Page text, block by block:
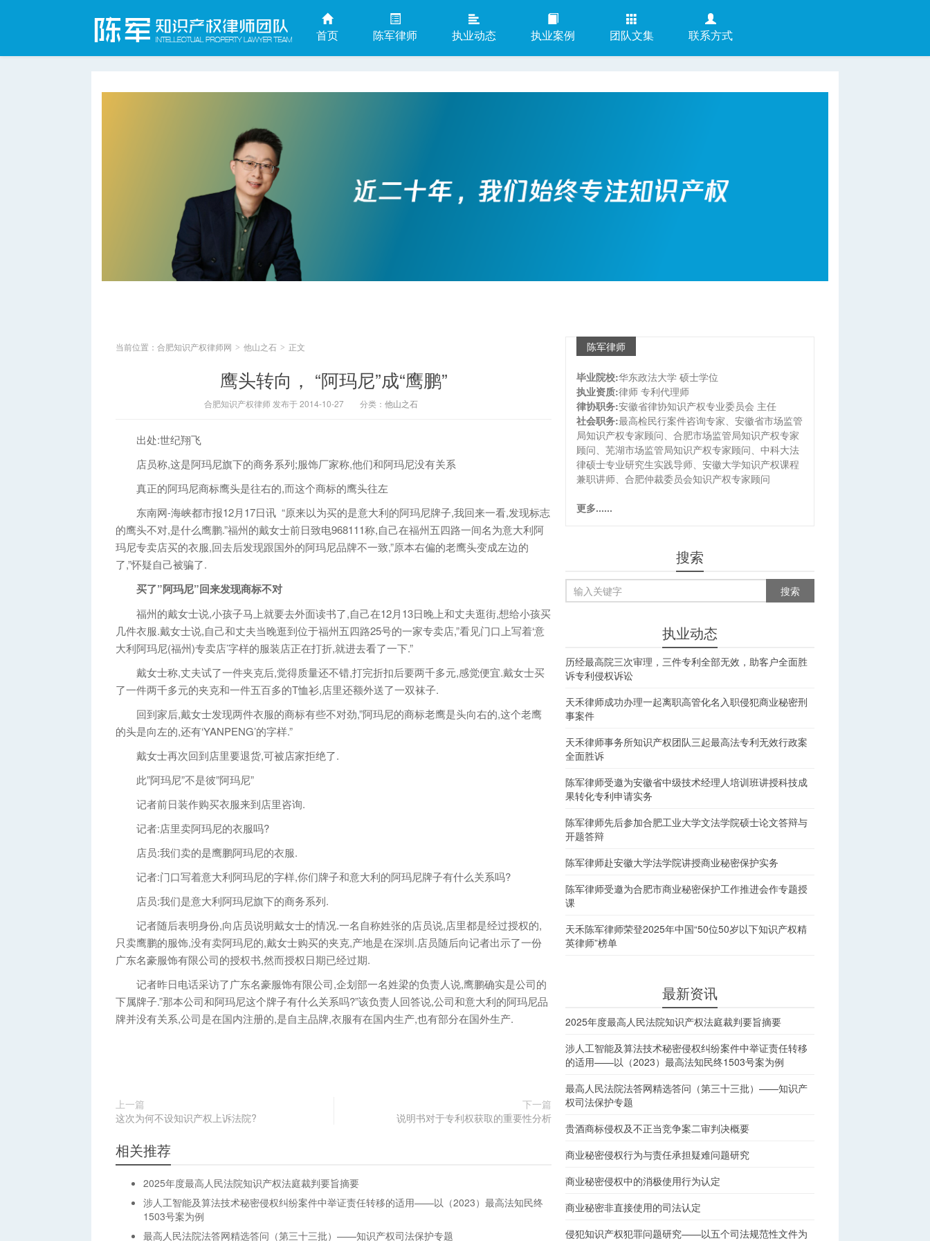
首页 陈军律师 执业动态 执业案例 团队文集 联系方式
当前位置： 合肥知识产权律师网 > 他山之石 > 正文
鹰头转向， “阿玛尼”成“鹰鹏”
合肥知识产权律师 发布于 2014-10-27 分类： 他山之石
出处:世纪翔飞
店员称,这是阿玛尼旗下的商务系列;服饰厂家称,他们和阿玛尼没有关系
真正的阿玛尼商标鹰头是往右的,而这个商标的鹰头往左
东南网-海峡都市报12月17日讯 “原来以为买的是意大利的阿玛尼牌子,我回来一看,发现标志
的鹰头不对,是什么鹰鹏.”福州的戴女士前日致电968111称,自己在福州五四路一间名为意大利阿
玛尼专卖店买的衣服,回去后发现跟国外的阿玛尼品牌不一致,”原本右偏的老鹰头变成左边的
了,”怀疑自己被骗了.
买了”阿玛尼”回来发现商标不对
福州的戴女士说,小孩子马上就要去外面读书了,自己在12月13日晚上和丈夫逛街,想给小孩买
几件衣服.戴女士说,自己和丈夫当晚逛到位于福州五四路25号的一家专卖店,”看见门口上写着‘意
大利阿玛尼(福州)专卖店’字样的服装店正在打折,就进去看了一下.”
戴女士称,丈夫试了一件夹克后,觉得质量还不错,打完折扣后要两千多元,感觉便宜.戴女士买
了一件两千多元的夹克和一件五百多的T恤衫,店里还额外送了一双袜子.
回到家后,戴女士发现两件衣服的商标有些不对劲,”阿玛尼的商标老鹰是头向右的,这个老鹰
的头是向左的,还有‘YANPENG’的字样.”
戴女士再次回到店里要退货,可被店家拒绝了.
此”阿玛尼”不是彼”阿玛尼”
记者前日装作购买衣服来到店里咨询.
记者:店里卖阿玛尼的衣服吗?
店员:我们卖的是鹰鹏阿玛尼的衣服.
记者:门口写着意大利阿玛尼的字样,你们牌子和意大利的阿玛尼牌子有什么关系吗?
店员:我们是意大利阿玛尼旗下的商务系列.
记者随后表明身份,向店员说明戴女士的情况.一名自称姓张的店员说,店里都是经过授权的,
只卖鹰鹏的服饰,没有卖阿玛尼的,戴女士购买的夹克,产地是在深圳.店员随后向记者出示了一份
广东名豪服饰有限公司的授权书,然而授权日期已经过期.
记者昨日电话采访了广东名豪服饰有限公司,企划部一名姓梁的负责人说,鹰鹏确实是公司的
下属牌子.”那本公司和阿玛尼这个牌子有什么关系吗?”该负责人回答说,公司和意大利的阿玛尼品
牌并没有关系,公司是在国内注册的,是自主品牌,衣服有在国内生产,也有部分在国外生产.
上一篇
这次为何不设知识产权上诉法院?
下一篇
说明书对于专利权获取的重要性分析
相关推荐
2025年度最高人民法院知识产权法庭裁判要旨摘要
涉人工智能及算法技术秘密侵权纠纷案件中举证责任转移的适用——以（2023）最高法知民终
1503号案为例
最高人民法院法答网精选答问（第三十三批）——知识产权司法保护专题
陈军律师
毕业院校:华东政法大学 硕士学位
执业资质:律师 专利代理师
律协职务:安徽省律协知识产权专业委员会 主任
社会职务:最高检民行案件咨询专家、安徽省市场监管
局知识产权专家顾问、合肥市场监管局知识产权专家
顾问、芜湖市场监管局知识产权专家顾问、中科大法
律硕士专业研究生实践导师、安徽大学知识产权课程
兼职讲师、合肥仲裁委员会知识产权专家顾问
更多......
搜索
执业动态
历经最高院三次审理，三件专利全部无效，助客户全面胜
诉专利侵权诉讼
天禾律师成功办理一起离职高管化名入职侵犯商业秘密刑
事案件
天禾律师事务所知识产权团队三起最高法专利无效行政案
全面胜诉
陈军律师受邀为安徽省中级技术经理人培训班讲授科技成
果转化专利申请实务
陈军律师先后参加合肥工业大学文法学院硕士论文答辩与
开题答辩
陈军律师赴安徽大学法学院讲授商业秘密保护实务
陈军律师受邀为合肥市商业秘密保护工作推进会作专题授
课
天禾陈军律师荣登2025年中国“50位50岁以下知识产权精
英律师”榜单
最新资讯
2025年度最高人民法院知识产权法庭裁判要旨摘要
涉人工智能及算法技术秘密侵权纠纷案件中举证责任转移
的适用——以（2023）最高法知民终1503号案为例
最高人民法院法答网精选答问（第三十三批）——知识产
权司法保护专题
贵酒商标侵权及不正当竞争案二审判决概要
商业秘密侵权行为与责任承担疑难问题研究
商业秘密侵权中的消极使用行为认定
商业秘密非直接使用的司法认定
侵犯知识产权犯罪问题研究——以五个司法规范性文件为